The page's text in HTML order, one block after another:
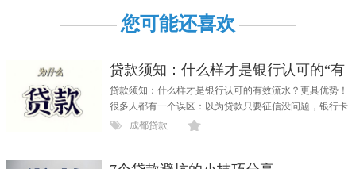
您可能还喜欢
贷款须知：什么样才是银行认可的“有
效
贷款须知：什么样才是银行认可的有效流水？更具优势！
很多人都有一个误区：以为贷款只要征信没问题，银行卡
流...
成都贷款